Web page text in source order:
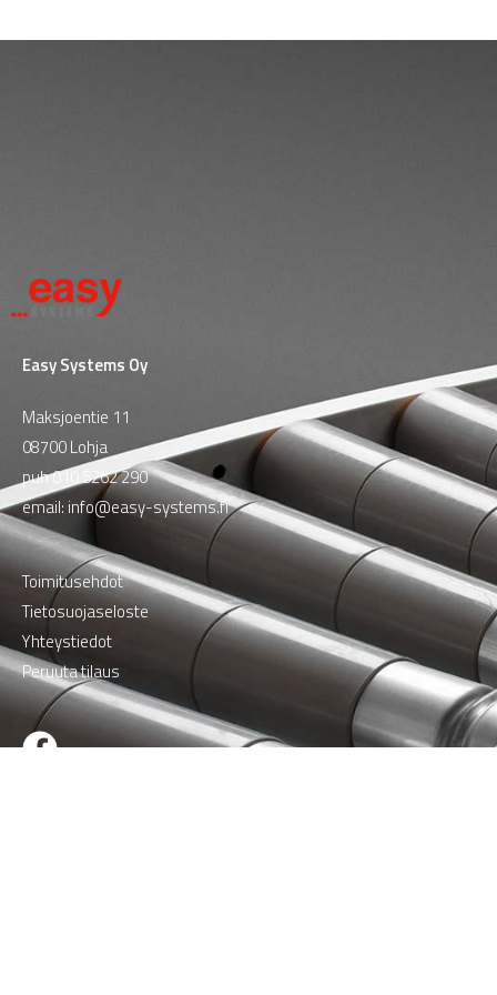
Easy Systems Oy
Maksjoentie 11
08700 Lohja
puh010 5262 290
email: info@easy-systems.fi
Toimitusehdot
Tietosuojaseloste
Yhteystiedot
Peruuta tilaus